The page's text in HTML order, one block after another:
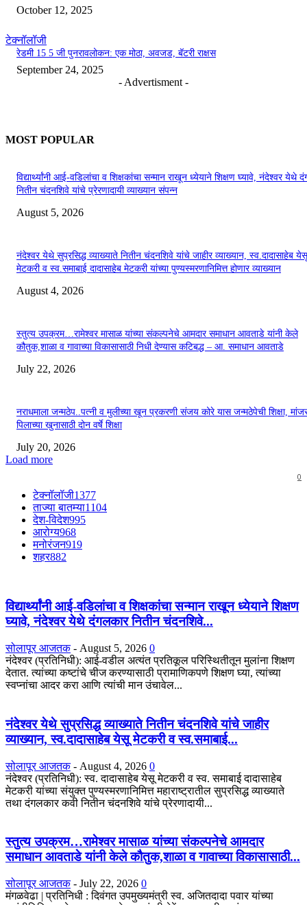
October 12, 2025
टेक्नॉलॉजी
रेडमी 15 5 जी पुनरावलोकन: एक मोठा, अवजड, बॅटरी राक्षस
September 24, 2025
- Advertisment -
MOST POPULAR
विद्यार्थ्यांनी आई-वडिलांचा व शिक्षकांचा सन्मान राखून ध्येयाने शिक्षण घ्यावे, नंदेश्वर येथे
नितीन चंदनशिवे यांचे प्रेरणादायी व्याख्यान संपन्न
August 5, 2026
नंदेश्वर येथे सुप्रसिद्ध व्याख्याते नितीन चंदनशिवे यांचे जाहीर व्याख्यान, स्व.दादासाहेब येसू
मेटकरी व स्व.समाबाई दादासाहेब मेटकरी यांच्या पुण्यस्मरणानिमित्त होणार व्याख्यान
August 4, 2026
स्तुत्य उपक्रम…रामेश्वर मासाळ यांच्या संकल्पनेचे आमदार समाधान आवताडे यांनी केले
कौतुक,शाळा व गावाच्या विकासासाठी निधी देण्यास कटिबद्ध – आ. समाधान आवताडे
July 22, 2026
नराधमाला जन्मठेप..पत्नी व मुलीच्या खून प्रकरणी संजय कोरे यास जन्मठेपेची शिक्षा,
पिलाच्या खुनासाठी दोन वर्षे शिक्षा
July 20, 2026
Load more
0
टेक्नॉलॉजी1377
ताज्या बातम्या1104
देश-विदेश995
आरोग्य968
मनोरंजन919
शहर882
विद्यार्थ्यांनी आई-वडिलांचा व शिक्षकांचा सन्मान राखून ध्येयाने शिक्षण
घ्यावे, नंदेश्वर येथे दंगलकार नितीन चंदनशिवे...
सोलापूर आजतक - August 5, 2026 0
नंदेश्वर (प्रतिनिधी): आई-वडील अत्यंत प्रतिकूल परिस्थितीतून मुलांना शिक्षण
देतात. त्यांच्या कष्टांचे चीज करण्यासाठी प्रामाणिकपणे शिक्षण घ्या, त्यांच्या
स्वप्नांचा आदर करा आणि त्यांची मान उंचावेल...
नंदेश्वर येथे सुप्रसिद्ध व्याख्याते नितीन चंदनशिवे यांचे जाहीर
व्याख्यान, स्व.दादासाहेब येसू मेटकरी व स्व.समाबाई...
सोलापूर आजतक - August 4, 2026 0
नंदेश्वर (प्रतिनिधी): स्व. दादासाहेब येसू मेटकरी व स्व. समाबाई दादासाहेब
मेटकरी यांच्या संयुक्त पुण्यस्मरणानिमित्त महाराष्ट्रातील सुप्रसिद्ध व्याख्याते
तथा दंगलकार कवी नितीन चंदनशिवे यांचे प्रेरणादायी...
स्तुत्य उपक्रम…रामेश्वर मासाळ यांच्या संकल्पनेचे आमदार
समाधान आवताडे यांनी केले कौतुक,शाळा व गावाच्या विकासासाठी...
सोलापूर आजतक - July 22, 2026 0
मंगळवेढा | प्रतिनिधी : दिवंगत उपमुख्यमंत्री स्व. अजितदादा पवार यांच्या